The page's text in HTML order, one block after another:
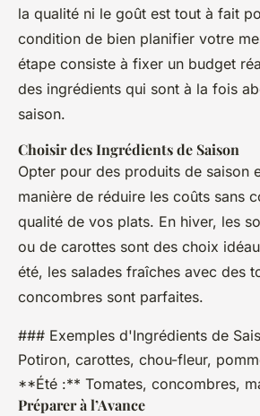
la qualité ni le goût est tout à fait
condition de bien planifier votre
étape consiste à fixer un budget
des ingrédients qui sont à la fois
saison.
Choisir des Ingrédients de Saison
Opter pour des produits de saison
manière de réduire les coûts sans
qualité de vos plats. En hiver, les
ou de carottes sont des choix
été, les salades fraîches avec des
concombres sont parfaites.
### Exemples d'Ingrédients de
Potiron, carottes, chou-fleur,
**Été :** Tomates, concombres,
Préparer à l’Avance